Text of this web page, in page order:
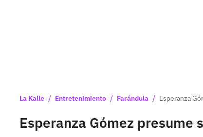
La Kalle / Entretenimiento / Farándula / Esperanza
Esperanza Gómez presume